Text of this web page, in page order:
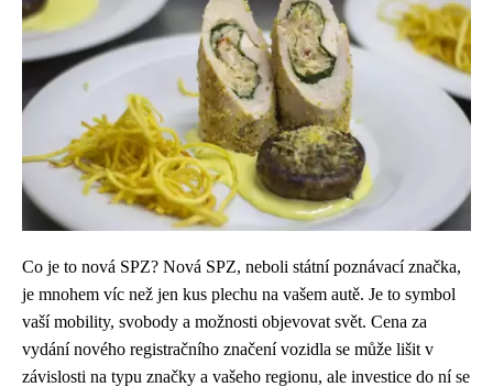
Co je to nová SPZ? Nová SPZ, neboli státní poznávací značka,
je mnohem víc než jen kus plechu na vašem autě. Je to symbol
vaší mobility, svobody a možnosti objevovat svět. Cena za
vydání nového registračního značení vozidla se může lišit v
závislosti na typu značky a vašeho regionu, ale investice do ní se